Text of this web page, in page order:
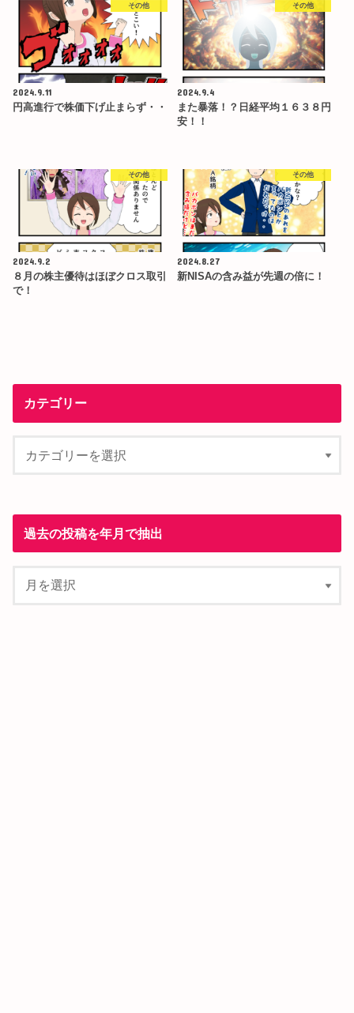
その他
2024.9.11
円高進行で株価下げ止まらず・・
その他
2024.9.4
また暴落！？日経平均１６３８円
安！！
その他
2024.9.2
８月の株主優待はほぼクロス取引
で！
その他
2024.8.27
新NISAの含み益が先週の倍に！
カテゴリー
過去の投稿を年月で抽出